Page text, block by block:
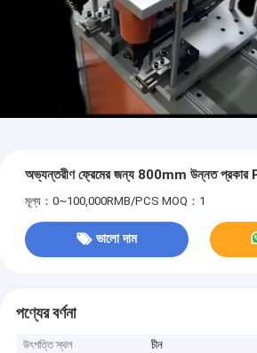
অভ্যন্তরীণ ফ্রেমের জন্য 800mm উন্নত প্রকার PU
মূল্য：0~100,000RMB/PCS MOQ：1
ভালো দাম
পণ্যের বর্ণনা
উৎপত্তি স্থল
চীন